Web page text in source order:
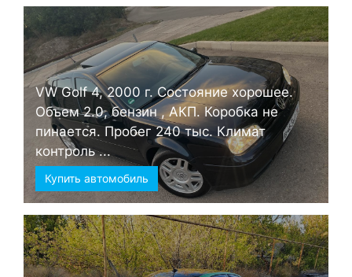
VW Golf 4, 2000 г. Состояние хорошее.
Объем 2.0, бензин , АКП. Коробка не
пинается. Пробег 240 тыс. Климат
контроль ...
Купить автомобиль